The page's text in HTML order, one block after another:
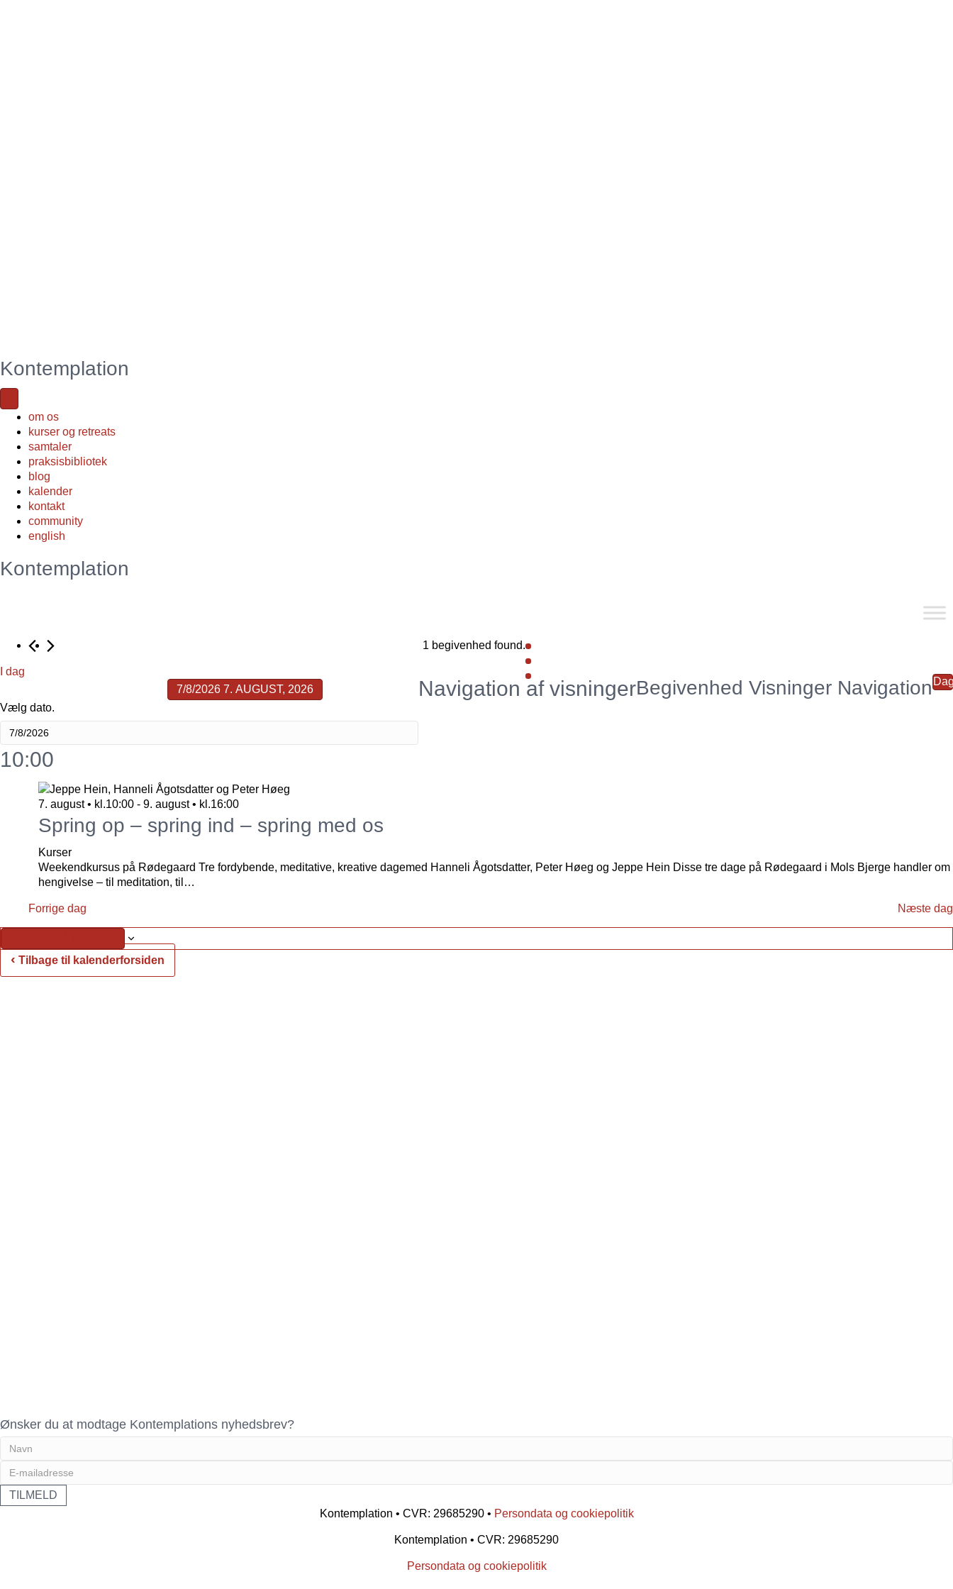
Kontemplation
om os
kurser og retreats
samtaler
praksisbibliotek
blog
kalender
kontakt
community
english
Kontemplation
1 begivenhed found.
Begivenheder
for
7.
august,
2026
Navigation af visningerBegivenhed Visninger Navigation
I dag
7/8/2026 7. AUGUST, 2026
Vælg dato.
10:00
Spring op – spring ind – spring med os
7. august • kl.10:00 - 9. august • kl.16:00
Kurser
Weekendkursus på Rødegaard Tre fordybende, meditative, kreative dagemed Hanneli Ågotsdatter, Peter Høeg og Jeppe Hein Disse tre dage på Rødegaard i Mols Bjerge handler om
hengivelse – til meditation, til…
Forrige dag Næste dag
‹ Tilbage til kalenderforsiden
Ønsker du at modtage Kontemplations nyhedsbrev?
Kontemplation • CVR: 29685290 • Persondata og cookiepolitik
Kontemplation • CVR: 29685290
Persondata og cookiepolitik